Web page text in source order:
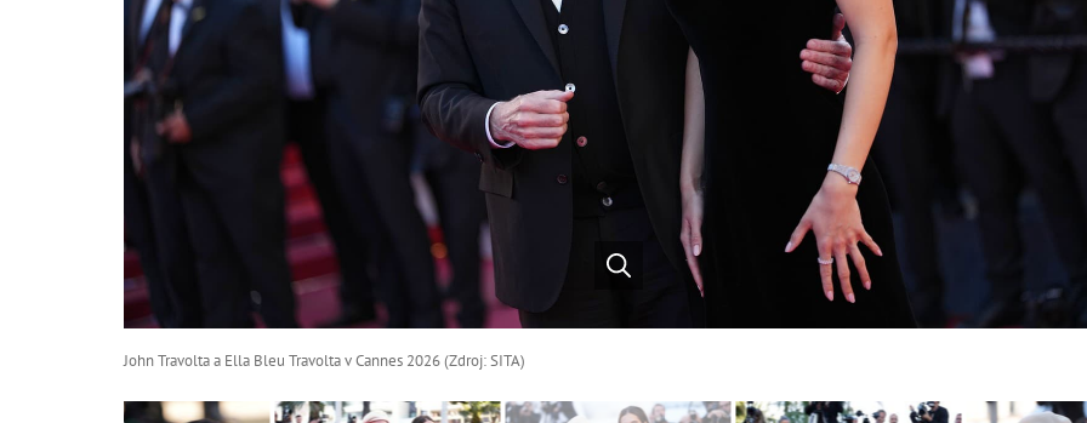
John Travolta a Ella Bleu Travolta v Cannes 2026 (Zdroj: SITA)